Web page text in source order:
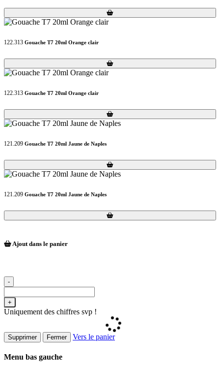
Loading...
Loading...
122.313 Gouache T7 20ml Orange clair
Loading...
Loading...
122.313 Gouache T7 20ml Orange clair
Loading...
Loading...
121.209 Gouache T7 20ml Jaune de Naples
Loading...
Loading...
121.209 Gouache T7 20ml Jaune de Naples
Loading...
Loading...
Ajout dans le panier
-
+
Uniquement des chiffres svp !
Supprimer Fermer Vers le panier
Menu bas gauche